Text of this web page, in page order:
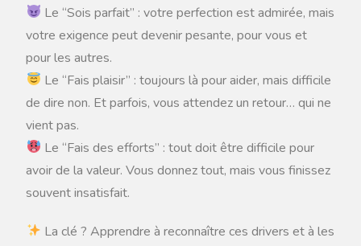
Le “Sois parfait” : votre perfection est admirée, mais
votre exigence peut devenir pesante, pour vous et
pour les autres.
Le “Fais plaisir” : toujours là pour aider, mais difficile
de dire non. Et parfois, vous attendez un retour… qui ne
vient pas.
Le “Fais des efforts” : tout doit être difficile pour
avoir de la valeur. Vous donnez tout, mais vous finissez
souvent insatisfait.
La clé ? Apprendre à reconnaître ces drivers et à les